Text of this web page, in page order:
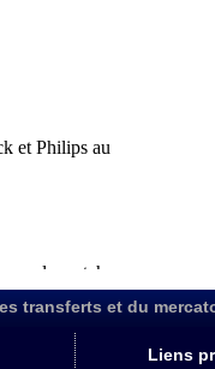
transferts et du
Liens